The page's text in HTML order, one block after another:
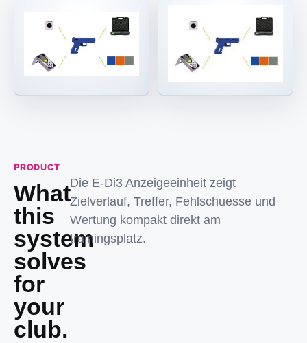
PRODUCT
What
this
system
solves
for
your
club.
Die E-Di3 Anzeigeeinheit zeigt
Zielverlauf, Treffer, Fehlschuesse und
Wertung kompakt direkt am
trainingsplatz.